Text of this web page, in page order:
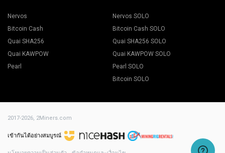
Nervos
Bitcoin Cash
Quai SHA256
Quai KAWPOW
Pearl
Nervos SOLO
Bitcoin Cash SOLO
Quai SHA256 SOLO
Quai KAWPOW SOLO
Pearl SOLO
Bitcoin SOLO
2017-2026, 2Miners.com
เข้ากันได้อย่างสมบูรณ์